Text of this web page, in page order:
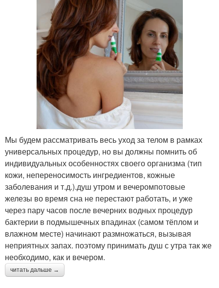
Мы будем рассматривать весь уход за телом в рамках
универсальных процедур, но вы должны помнить об
индивидуальных особенностях своего организма (тип
кожи, непереносимость ингредиентов, кожные
заболевания и т.д.).душ утром и вечеромпотовые
железы во время сна не перестают работать, и уже
через пару часов после вечерних водных процедур
бактерии в подмышечных впадинах (самом тёплом и
влажном месте) начинают размножаться, вызывая
неприятных запах. поэтому принимать душ с утра так же
необходимо, как и вечером.
читать дальше →